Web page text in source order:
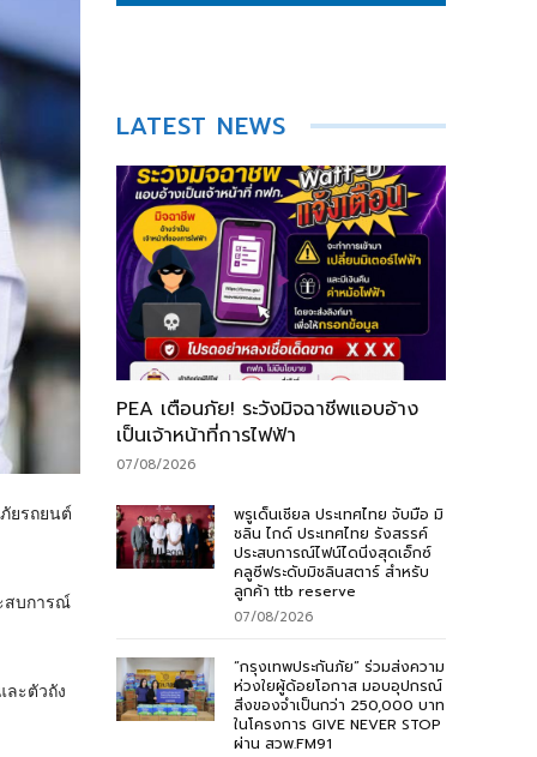
ยรถยนต์
สบการณ์
ละตัวถัง
LATEST NEWS
PEA เตือนภัย! ระวังมิจฉาชีพแอบอ้าง
เป็นเจ้าหน้าที่การไฟฟ้า
07/08/2026
พรูเด็นเชียล ประเทศไทย จับมือ มิ
ชลิน ไกด์ ประเทศไทย รังสรรค์
ประสบการณ์ไฟน์ไดนิ่งสุดเอ็กซ์
คลูซีฟระดับมิชลินสตาร์ สำหรับ
ลูกค้า ttb reserve
07/08/2026
“กรุงเทพประกันภัย” ร่วมส่งความ
ห่วงใยผู้ด้อยโอกาส มอบอุปกรณ์
สิ่งของจำเป็นกว่า 250,000 บาท
ในโครงการ GIVE NEVER STOP
ผ่าน สวพ.FM91